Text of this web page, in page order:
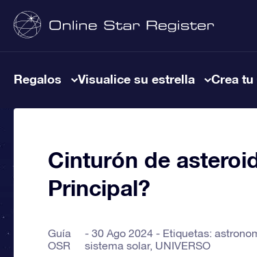
Regalos Visualice su estrella Crea
Cinturón de
Principal?
Guía
OSR
30 Ago 2024 - Etiquetas:
sistema solar, UNIVERSO